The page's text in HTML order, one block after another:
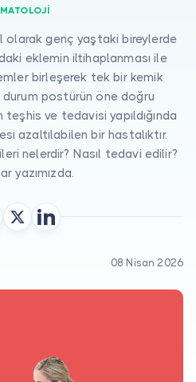
olarak genç yaştaki bireylerde
eklemin iltihaplanması ile
birleşerek tek bir kemik
durum postürün öne doğru
ve tedavisi yapıldığında
azaltılabilen bir hastalıktır.
nelerdir? Nasıl tedavi edilir?
yazımızda.
08 Nisan 2026